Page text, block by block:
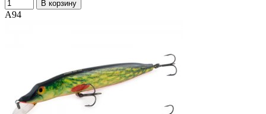
В корзину
A94